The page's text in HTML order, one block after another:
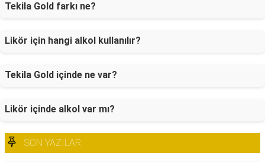
Tekila Gold farkı ne?
Likör için hangi alkol kullanılır?
Tekila Gold içinde ne var?
Likör içinde alkol var mı?
SON YAZILAR